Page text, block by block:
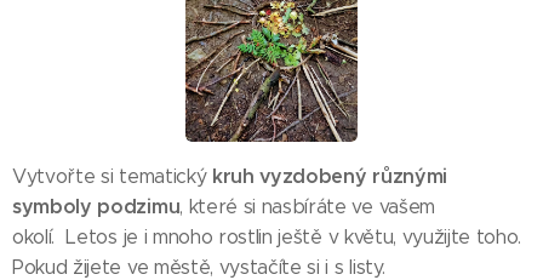
Vytvořte si tematický kruh vyzdobený různými
symboly podzimu, které si nasbíráte ve vašem
okolí. Letos je i mnoho rostlin ještě v květu, využijte toho.
Pokud žijete ve městě, vystačíte si i s listy.